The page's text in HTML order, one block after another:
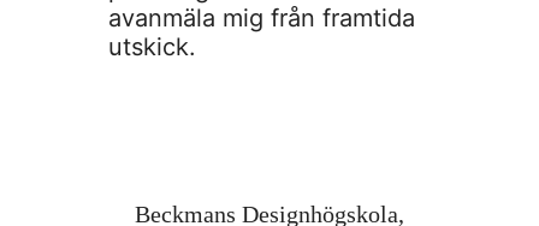
avanmäla mig från framtida
utskick.
Beckmans Designhögskola,